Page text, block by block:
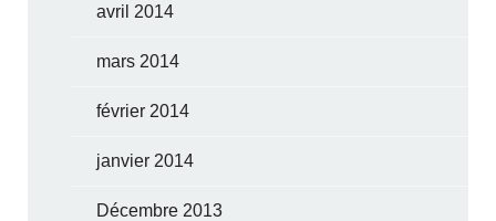
avril 2014
mars 2014
février 2014
janvier 2014
Décembre 2013